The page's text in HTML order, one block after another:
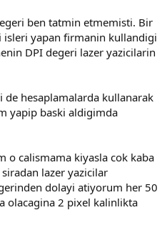
ben tatmin etmemisti. Bir
yapan firmanin kullandigi
DPI degeri lazer yazicilarin
hesaplamalarda kullanarak
yapip baski aldigimda
o calismama kiyasla cok kaba
lazer yazicilar
dolayi atiyorum her 50
olacagina 2 pixel kalinlikta